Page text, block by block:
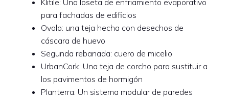
Klitile: Una loseta de enfriamiento evaporativo
para fachadas de edificios
Ovolo: una teja hecha con desechos de
cáscara de huevo
Segunda rebanada: cuero de micelio
UrbanCork: Una teja de corcho para sustituir a
los pavimentos de hormigón
Planterra: Un sistema modular de paredes